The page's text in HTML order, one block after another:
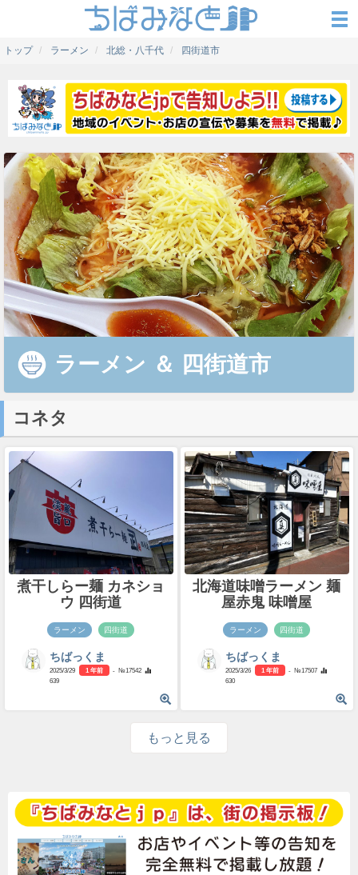
トップ ラーメン 北総・八千代 四街道市
ラーメン ＆ 四街道市
コネタ
煮干しらー麺 カネショ
ウ 四街道
ラーメン 四街道
ちばっくま
2025/3/29 1 年前
- №17542
639
北海道味噌ラーメン 麺
屋赤鬼 味噌屋
ラーメン 四街道
ちばっくま
2025/3/26 1 年前
- №17507
630
もっと見る